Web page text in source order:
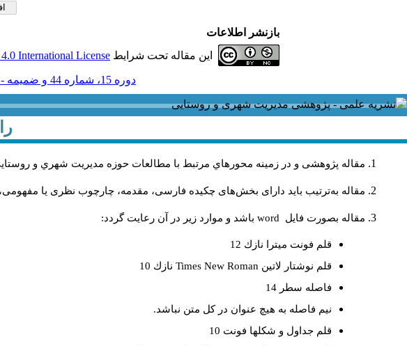
بازنشر اطلاعات
این مقاله تحت شرایط International License
دوره 15، شماره 44 و ضميمه - ( ضميمه لاتين 1395 )
مقاله پژوهشی و در زمینه محورهاي مرتبط با مطالعات حوزه مديريت شهري و
مقاله به‌ترتیب باید دارای بخش‌های چکیده فارسی، مقدمه، چارچوب نظری یا مفهومی،
مقاله بصورت فايل word باشد و موارد زير در آن رعايت گردد:
قلم فونت ميترا نازك 12
قلم نوشتار لاتين Times New Roman نازك 10
فاصله سطر 14
نيم فاصله به هيچ عنوان در كل متن نباشد.
قلم جداول و شكلها فونت 10